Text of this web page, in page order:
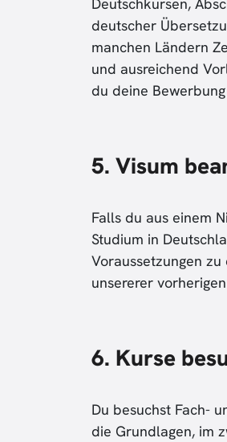
deutscher
manchen Ländern
und ausreichend
du deine
5. Visum
Falls du aus einem
Studium in
Voraussetzungen
unsererer
6. Kurse
Du besuchst Fach-
die Grundlagen, im